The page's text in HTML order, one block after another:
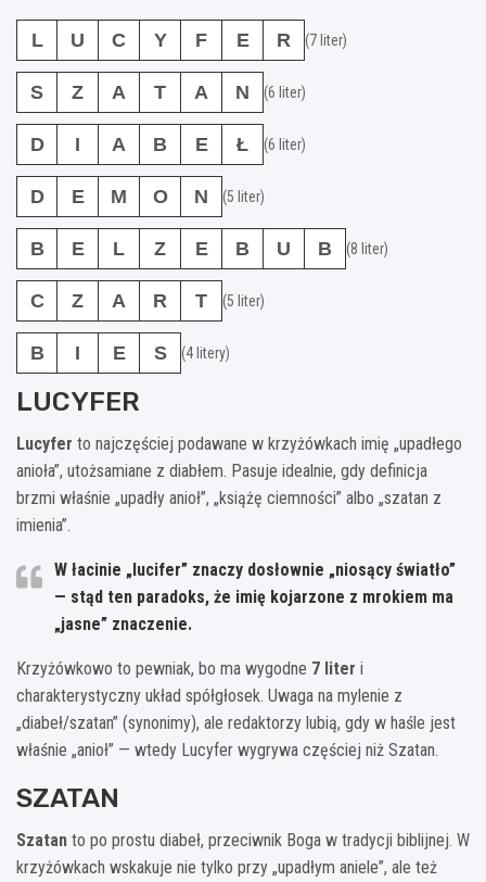
L U C Y F E R (7 liter)
S Z A T A N (6 liter)
D I A B E Ł (6 liter)
D E M O N (5 liter)
B E L Z E B U B (8 liter)
C Z A R T (5 liter)
B I E S (4 litery)
LUCYFER
Lucyfer to najczęściej podawane w krzyżówkach imię „upadłego
anioła”, utożsamiane z diabłem. Pasuje idealnie, gdy definicja
brzmi właśnie „upadły anioł”, „książę ciemności” albo „szatan z
imienia”.
W łacinie „lucifer” znaczy dosłownie „niosący światło”
— stąd ten paradoks, że imię kojarzone z mrokiem ma
„jasne” znaczenie.
Krzyżówkowo to pewniak, bo ma wygodne 7 liter i
charakterystyczny układ spółgłosek. Uwaga na mylenie z
„diabeł/szatan” (synonimy), ale redaktorzy lubią, gdy w haśle jest
właśnie „anioł” — wtedy Lucyfer wygrywa częściej niż Szatan.
SZATAN
Szatan to po prostu diabeł, przeciwnik Boga w tradycji biblijnej. W
krzyżówkach wskakuje nie tylko przy „upadłym aniele”, ale też